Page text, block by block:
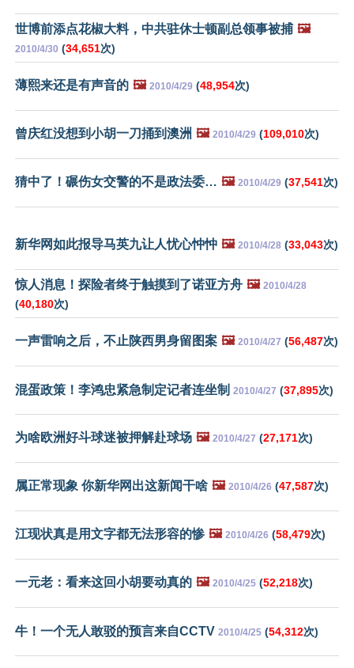
世博前添点花椒大料，中共驻休士顿副总领事被捕 🖼️
2010/4/30 (34,651次)
薄熙来还是有声音的 🖼️ 2010/4/29 (48,954次)
曾庆红没想到小胡一刀捅到澳洲 🖼️ 2010/4/29 (109,010次)
猜中了！碾伤女交警的不是政法委… 🖼️ 2010/4/29 (37,541次)
新华网如此报导马英九让人忧心忡忡 🖼️ 2010/4/28 (33,043次)
惊人消息！探险者终于触摸到了诺亚方舟 🖼️ 2010/4/28
(40,180次)
一声雷响之后，不止陕西男身留图案 🖼️ 2010/4/27 (56,487次)
混蛋政策！李鸿忠紧急制定记者连坐制 2010/4/27 (37,895次)
为啥欧洲好斗球迷被押解赴球场 🖼️ 2010/4/27 (27,171次)
属正常现象 你新华网出这新闻干啥 🖼️ 2010/4/26 (47,587次)
江现状真是用文字都无法形容的惨 🖼️ 2010/4/26 (58,479次)
一元老：看来这回小胡要动真的 🖼️ 2010/4/25 (52,218次)
牛！一个无人敢驳的预言来自CCTV 2010/4/25 (54,312次)